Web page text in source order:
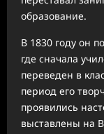
образование.
В 1830 году он
где сначала
переведен в
период его
проявились
выставлены на